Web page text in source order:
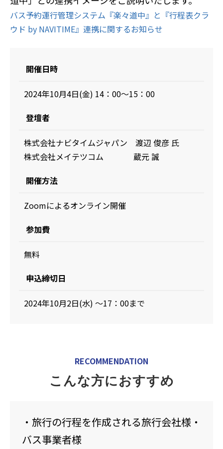
バス予約運行管理システム『楽々道中』と『行程表クラ
ウド by NAVITIME』連携に関するお知らせ
開催日時
2024年10月4日(金) 14：00～15：00
登壇者
株式会社ナビタイムジャパン 渡辺 俊彦 氏
株式会社メイテツコム 蔵元 誠
開催方法
Zoomによるオンライン開催
参加費
無料
申込締切日
2024年10月2日(水) ～17：00まで
RECOMMENDATION
こんな方におすすめ
・旅行の行程を作成される旅行会社様・
バス事業者様